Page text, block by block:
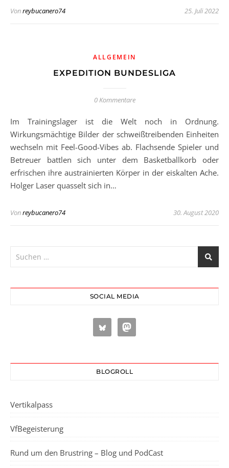
Vonreybucanero74 25. Juli 2022
ALLGEMEIN
EXPEDITION BUNDESLIGA
0 Kommentare
Im Trainingslager ist die Welt noch in Ordnung.
Wirkungsmächtige Bilder der schweißtreibenden Einheiten
wechseln mit Feel-Good-Vibes ab. Flachsende Spieler und
Betreuer battlen sich unter dem Basketballkorb oder
erfrischen ihre austrainierten Körper in der eiskalten Ache.
Holger Laser quasselt sich in…
Vonreybucanero74 30. August 2020
SOCIAL MEDIA
BLOGROLL
Vertikalpass
VfBegeisterung
Rund um den Brustring – Blog und PodCast